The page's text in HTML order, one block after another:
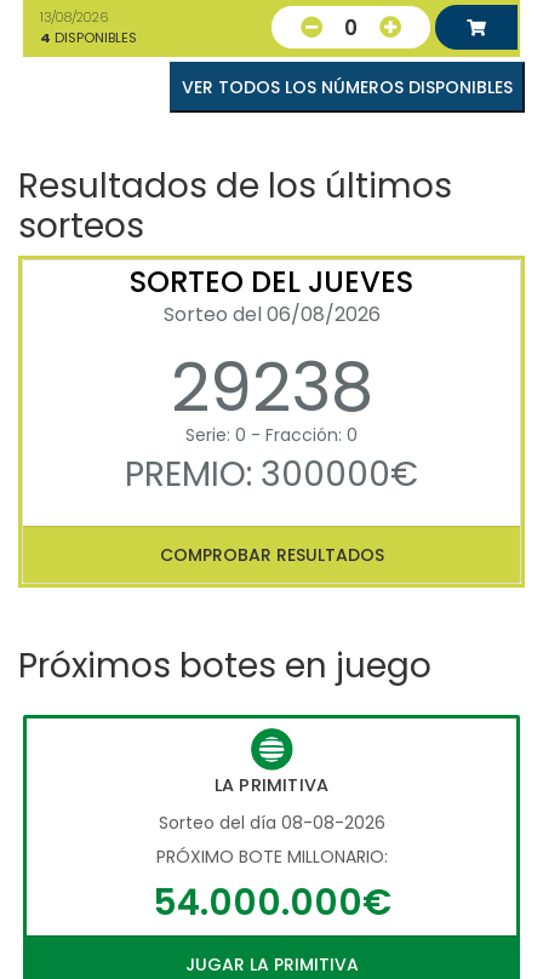
13/08/2026
4 DISPONIBLES 0
VER TODOS LOS NÚMEROS DISPONIBLES
Resultados de los últimos
sorteos
SORTEO DEL JUEVES
Sorteo del 06/08/2026
29238
Serie: 0 - Fracción: 0
PREMIO: 300000€
COMPROBAR RESULTADOS
Próximos botes en juego
LA PRIMITIVA
Sorteo del día 08-08-2026
PRÓXIMO BOTE MILLONARIO:
54.000.000€
JUGAR LA PRIMITIVA